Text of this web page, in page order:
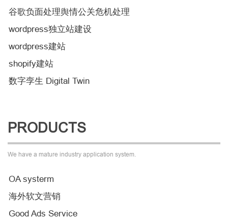
谷歌负面处理舆情公关危机处理
wordpress独立站建设
wordpress建站
shopify建站
数字孪生 Digital Twin
PRODUCTS
We have a mature industry application system.
OA systerm
海外软文营销
Good Ads Service